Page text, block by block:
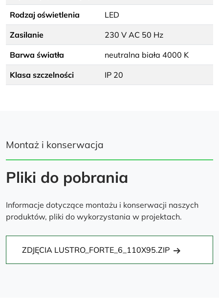
Rodzaj oświetlenia LED
Zasilanie 230 V AC 50 Hz
Barwa światła neutralna biała 4000 K
Klasa szczelności IP 20
Montaż i konserwacja
Pliki do pobrania
Informacje dotyczące montażu i konserwacji naszych
produktów, pliki do wykorzystania w projektach.
ZDJĘCIA LUSTRO_FORTE_6_110X95.ZIP